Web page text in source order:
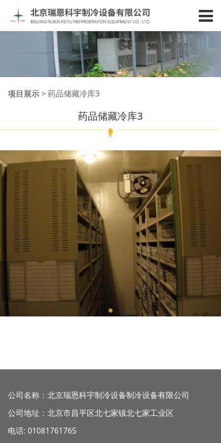
药品储藏冷库3
项目展示> 药品储藏冷库3
药品储藏冷库3
公司名称：北京瑞恩科宇制冷设备制冷设备有限公司
公司地址：北京市昌平区北七家镇北七家工业区
电话: 01081761765